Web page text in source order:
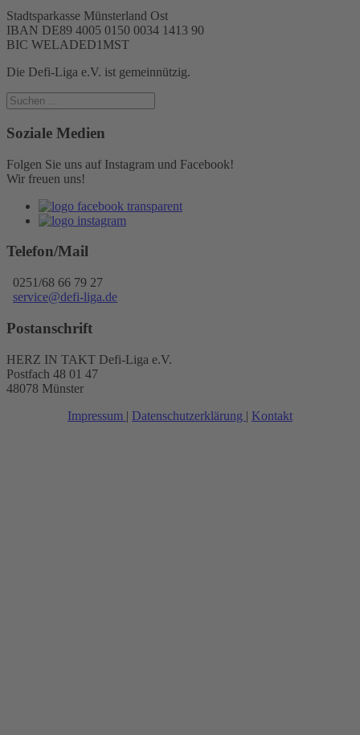
Stadtsparkasse Münsterland Ost
IBAN DE89 4005 0150 0034 1413 90
BIC WELADED1MST
Die Defi-Liga e.V. ist gemeinnützig.
Soziale Medien
Folgen Sie uns auf Instagram und Facebook!
Wir freuen uns!
Telefon/Mail
0251/68 66 79 27
service@defi-liga.de
Postanschrift
HERZ IN TAKT Defi-Liga e.V.
Postfach 48 01 47
48078 Münster
Impressum | Datenschutzerklärung | Kontakt